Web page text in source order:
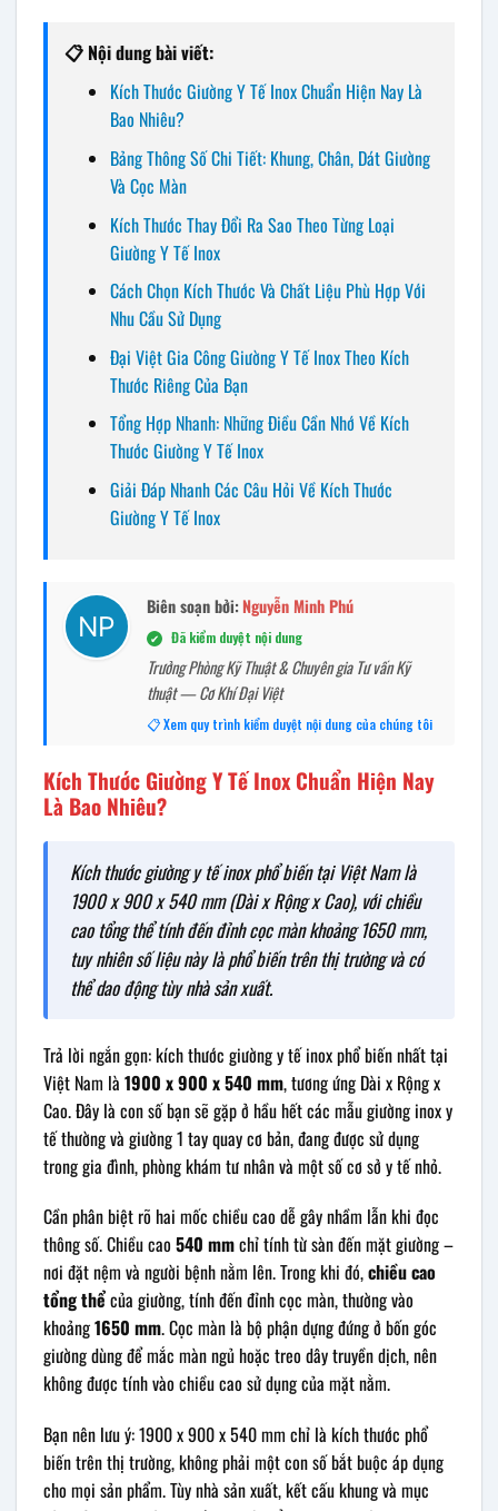
📋 Nội dung bài viết:
Kích Thước Giường Y Tế Inox Chuẩn Hiện Nay Là
Bao Nhiêu?
Bảng Thông Số Chi Tiết: Khung, Chân, Dát Giường
Và Cọc Màn
Kích Thước Thay Đổi Ra Sao Theo Từng Loại
Giường Y Tế Inox
Cách Chọn Kích Thước Và Chất Liệu Phù Hợp Với
Nhu Cầu Sử Dụng
Đại Việt Gia Công Giường Y Tế Inox Theo Kích
Thước Riêng Của Bạn
Tổng Hợp Nhanh: Những Điều Cần Nhớ Về Kích
Thước Giường Y Tế Inox
Giải Đáp Nhanh Các Câu Hỏi Về Kích Thước
Giường Y Tế Inox
Biên soạn bởi:Nguyễn Minh Phú
✔ Đã kiểm duyệt nội dung
Trưởng Phòng Kỹ Thuật & Chuyên gia Tư vấn Kỹ
thuật — Cơ Khí Đại Việt
📋 Xem quy trình kiểm duyệt nội dung của chúng tôi
Kích Thước Giường Y Tế Inox Chuẩn Hiện Nay
Là Bao Nhiêu?
Kích thước giường y tế inox phổ biến tại Việt Nam là
1900 x 900 x 540 mm (Dài x Rộng x Cao), với chiều
cao tổng thể tính đến đỉnh cọc màn khoảng 1650 mm,
tuy nhiên số liệu này là phổ biến trên thị trường và có
thể dao động tùy nhà sản xuất.
Trả lời ngắn gọn: kích thước giường y tế inox phổ biến nhất tại
Việt Nam là 1900 x 900 x 540 mm, tương ứng Dài x Rộng x
Cao. Đây là con số bạn sẽ gặp ở hầu hết các mẫu giường inox y
tế thường và giường 1 tay quay cơ bản, đang được sử dụng
trong gia đình, phòng khám tư nhân và một số cơ sở y tế nhỏ.
Cần phân biệt rõ hai mốc chiều cao dễ gây nhầm lẫn khi đọc
thông số. Chiều cao 540 mmchỉ tính từ sàn đến mặt giường –
nơi đặt nệm và người bệnh nằm lên. Trong khi đó,chiều cao
tổng thểcủa giường, tính đến đỉnh cọc màn, thường vào
khoảng1650 mm. Cọc màn là bộ phận dựng đứng ở bốn góc
giường dùng để mắc màn ngủ hoặc treo dây truyền dịch, nên
không được tính vào chiều cao sử dụng của mặt nằm.
Bạn nên lưu ý: 1900 x 900 x 540 mm chỉ là kích thước phổ
biến trên thị trường, không phải một con số bắt buộc áp dụng
cho mọi sản phẩm. Tùy nhà sản xuất, kết cấu khung và mục